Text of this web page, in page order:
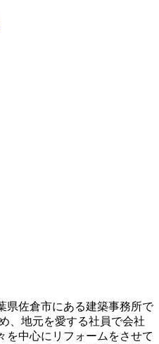
県佐倉市にある建築事務所で
、地元を愛する社員で会社
を中心にリフォームをさせて